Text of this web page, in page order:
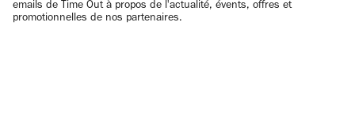
emails de Time Out à propos de l'actualité, évents, offres et
promotionnelles de nos partenaires.